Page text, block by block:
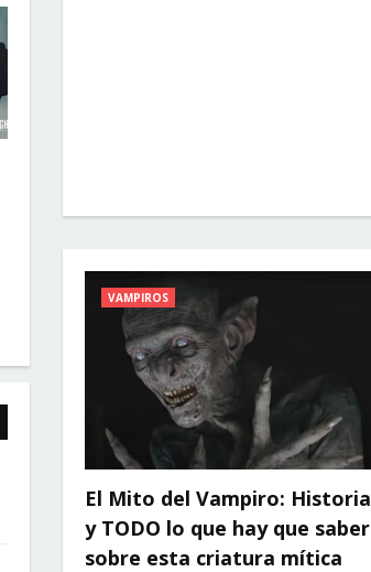
VAMPIROS
El Mito del Vampiro: Historia
y TODO lo que hay que saber
sobre esta criatura mítica